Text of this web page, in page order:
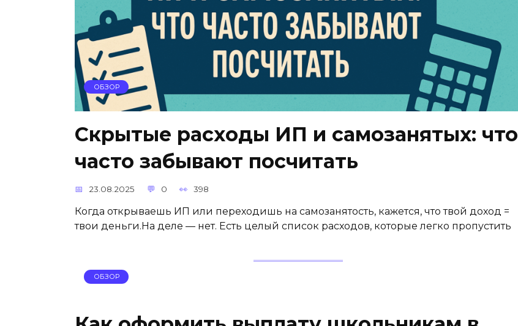
ОБЗОР
Скрытые расходы ИП и самозанятых: что
часто забывают посчитать
23.08.2025 0 398
Когда открываешь ИП или переходишь на самозанятость, кажется, что твой доход =
твои деньги.На деле — нет. Есть целый список расходов, которые легко пропустить
ОБЗОР